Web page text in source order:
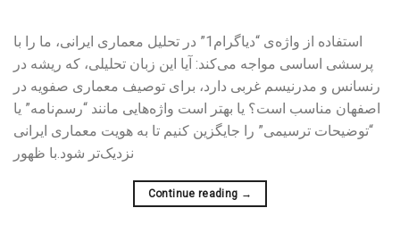
استفاده از واژه‌ی “دیاگرام1” در تحلیل معماری ایرانی، ما را با
پرسشی اساسی مواجه می‌کند: آیا این زبان تحلیلی، که ریشه در
رنسانس و مدرنیسم غربی دارد، برای توصیف معماری صفویه در
اصفهان مناسب است؟ یا بهتر است واژه‌هایی مانند “رسم‌نامه” یا
“توضیحات ترسیمی” را جایگزین کنیم تا به هویت معماری ایرانی
نزدیک‌تر شود.با ظهور
Continue reading →